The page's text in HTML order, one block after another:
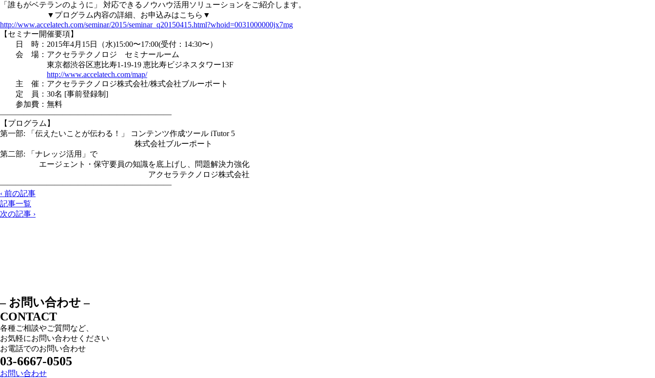
「誰もがベテランのように」 対応できるノウハウ活用ソリューションをご紹介します。
▼プログラム内容の詳細、お申込みはこちら▼
http://www.accelatech.com/seminar/2015/seminar_q20150415.html?whoid=0031000000jx7mg
【セミナー開催要項】
日 時：2015年4月15日（水)15:00〜17:00(受付：14:30〜）
会 場：アクセラテクノロジ セミナールーム
東京都渋谷区恵比寿1-19-19 恵比寿ビジネスタワー13F
http://www.accelatech.com/map/
主 催：アクセラテクノロジ株式会社/株式会社ブルーポート
定 員：30名 [事前登録制]
参加費：無料
——————————————————————
【プログラム】
第一部: 「伝えたいことが伝わる！」 コンテンツ作成ツール iTutor 5
株式会社ブルーポート
第二部: 「ナレッジ活用」で
エージェント・保守要員の知識を底上げし、問題解決力強化
アクセラテクノロジ株式会社
——————————————————————
‹ 前の記事
記事一覧
次の記事 ›
– お問い合わせ –
CONTACT
各種ご相談やご質問など、
お気軽にお問い合わせください
お電話でのお問い合わせ
03-6667-0505
お問い合わせ